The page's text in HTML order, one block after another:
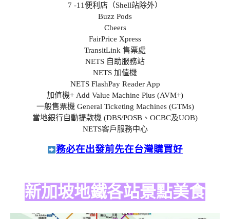
7 -11便利店（Shell站除外）
Buzz Pods
Cheers
FairPrice Xpress
TransitLink 售票處
NETS 自助服務站
NETS 加值機
NETS FlashPay Reader App
加值機+ Add Value Machine Plus (AVM+)
一般售票機 General Ticketing Machines (GTMs)
當地銀行自動提款機 (DBS/POSB、OCBC及UOB)
NETS客戶服務中心
務必在出發前先在台灣購買好
新加坡地鐵各站景點美食